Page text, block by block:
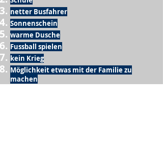
netter Busfahrer
Sonnenschein
warme Dusche
Fussball spielen
kein Krieg
Möglichkeit etwas mit der Familie zu
machen